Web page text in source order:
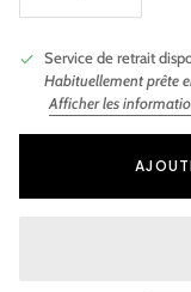
Service de retrait
Habituellement prête
Afficher les